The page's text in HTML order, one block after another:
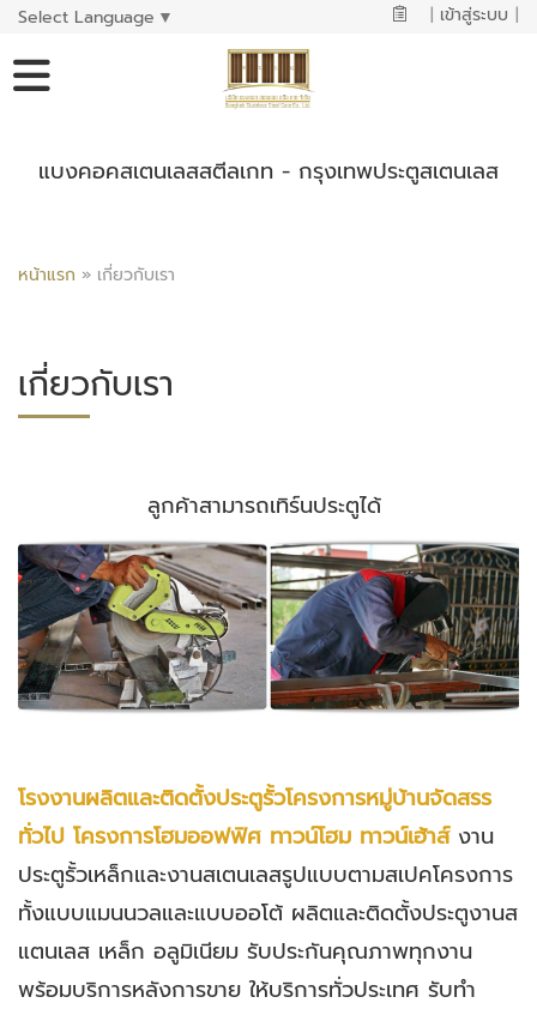
Select Language ▼ | เข้าสู่ระบบ |
แบงคอคสเตนเลสสตีลเกท - กรุงเทพประตูสเตนเลส
หน้าแรก » เกี่ยวกับเรา
เกี่ยวกับเรา
ลูกค้าสามารถเทิร์นประตูได้
โรงงานผลิตและติดตั้งประตูรั้วโครงการหมู่บ้านจัดสรร
ทั่วไป โครงการโฮมออฟฟิศ ทาวน์โฮม ทาวน์เฮ้าส์งาน
ประตูรั้วเหล็กและงานสเตนเลสรูปแบบตามสเปคโครงการ
ทั้งแบบแมนนวลและแบบออโต้ ผลิตและติดตั้งประตูงานส
แตนเลส เหล็ก อลูมิเนียม รับประกันคุณภาพทุกงาน
พร้อมบริการหลังการขาย ให้บริการทั่วประเทศ รับทำ